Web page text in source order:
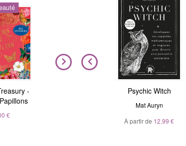
-
€
Nouveauté
Magic Stickers - Nature
André Sanchez
20,00 €
tous
Grace
Psychic Witch
Mat Auryn
À partir de 12,99 €